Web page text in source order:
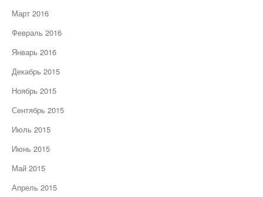
Март 2016
Февраль 2016
Январь 2016
Декабрь 2015
Ноябрь 2015
Сентябрь 2015
Июль 2015
Июнь 2015
Май 2015
Апрель 2015